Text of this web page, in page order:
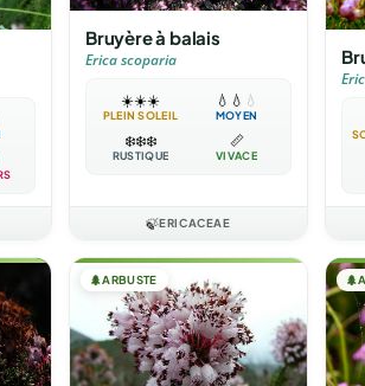
Bruyère à balais
Erica scoparia
☀️☀️☀️
PLEIN SOLEIL
💧 💧 💧
MOYEN
❄️❄️❄️
RUSTIQUE
📏
VIVACE
🍃ERICACEAE
🌲ARBUSTE 🌲